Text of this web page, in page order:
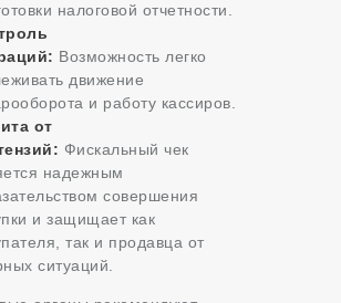
налоговой отчетности.
Возможность легко
движение
и работу кассиров.
от
Фискальный чек
надежным
совершения
и защищает как
так и продавца от
ситуаций.